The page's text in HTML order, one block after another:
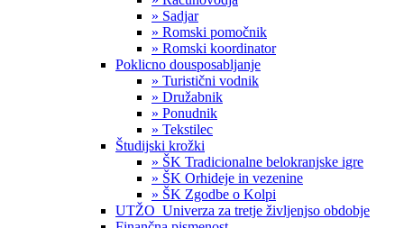
» Sadjar
» Romski pomočnik
» Romski koordinator
Poklicno dousposabljanje
» Turistični vodnik
» Družabnik
» Ponudnik
» Tekstilec
Študijski krožki
» ŠK Tradicionalne belokranjske igre
» ŠK Orhideje in vezenine
» ŠK Zgodbe o Kolpi
UTŽO_Univerza za tretje življenjso obdobje